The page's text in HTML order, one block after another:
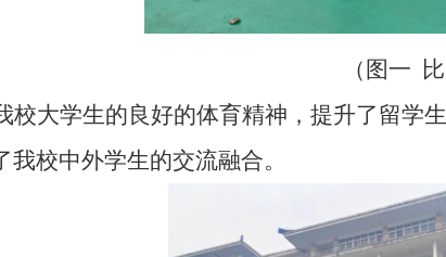
（图一
校大学生的良好的体育精神 ，提升了留学
我校中外学生的交流融合。